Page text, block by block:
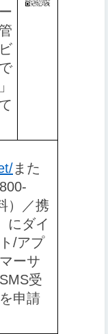
また
）／携
にダイ
/アプ
ーサ
受
申請